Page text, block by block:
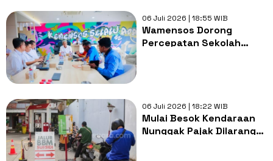
06 Juli 2026 | 18:55 WIB
Wamensos Dorong
Percepatan Sekolah
06 Juli 2026 | 18:22 WIB
Mulai Besok Kendaraan
Nunggak Pajak Dilarang